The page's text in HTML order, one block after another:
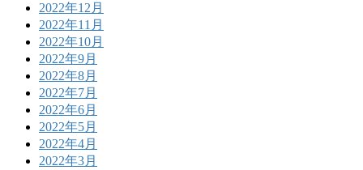
2022年12月
2022年11月
2022年10月
2022年9月
2022年8月
2022年7月
2022年6月
2022年5月
2022年4月
2022年3月